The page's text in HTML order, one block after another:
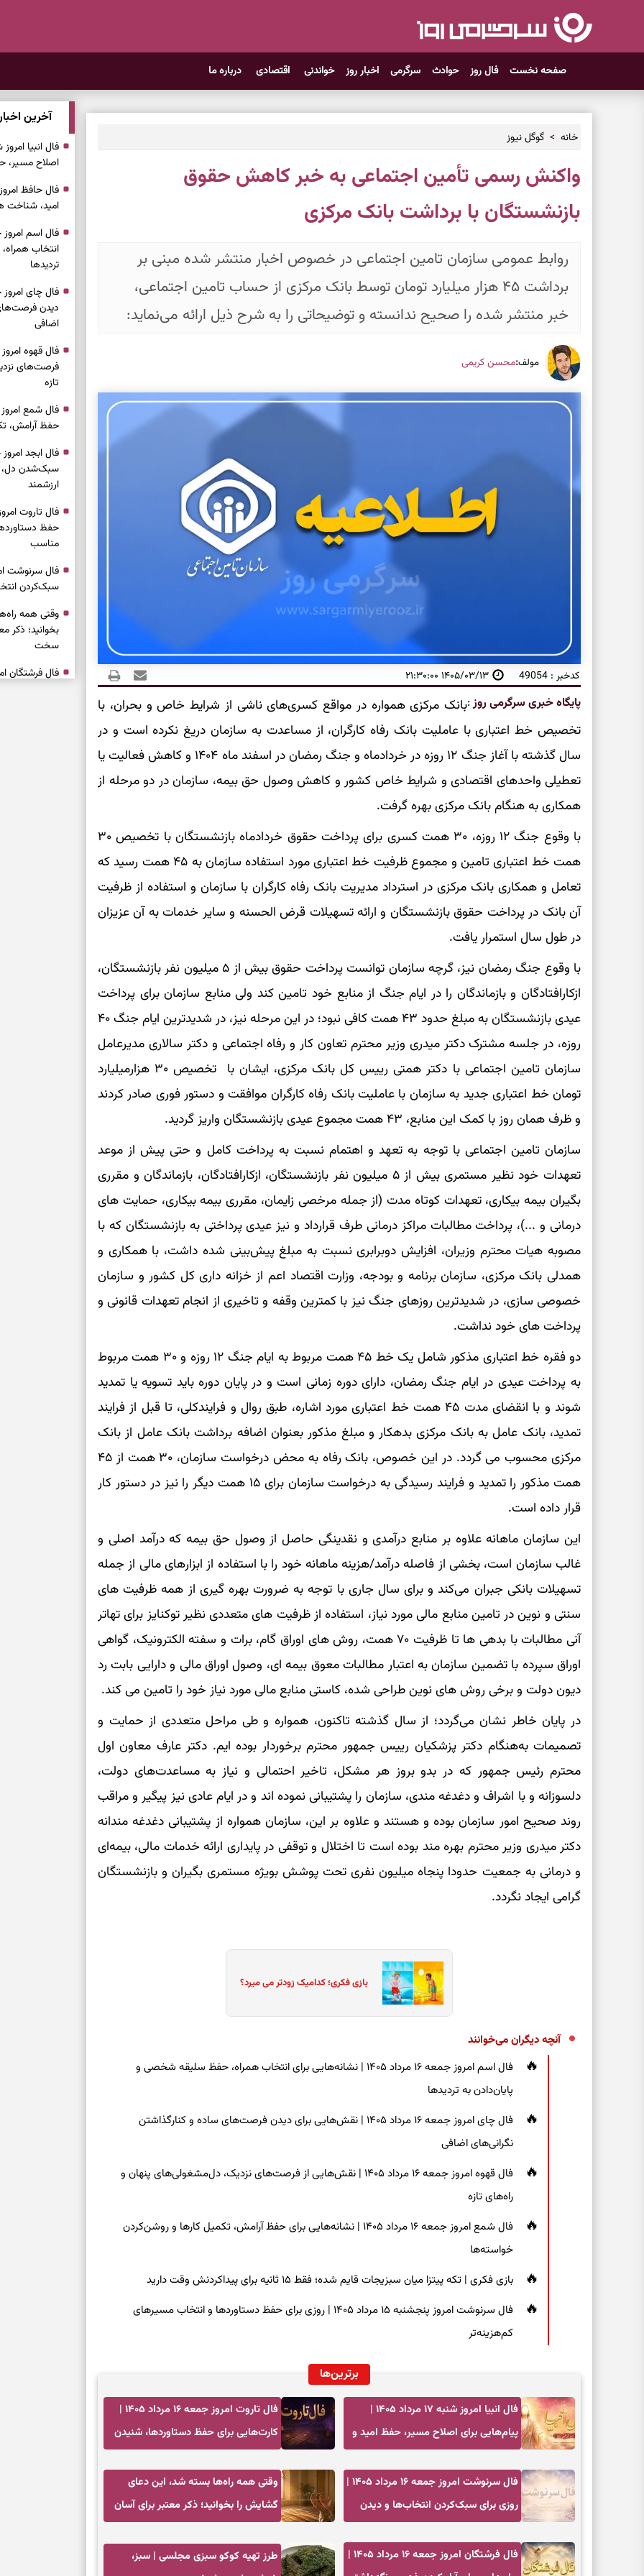
صفحه نخست فال روز حوادث سرگرمی اخبار روز خواندنی اقتصادی درباره ما
خانه گوگل نیوز
واکنش رسمی تأمین اجتماعی به خبر کاهش حقوق
بازنشستگان با برداشت بانک مرکزی
روابط عمومی سازمان تامین اجتماعی در خصوص اخبار منتشر شده مبنی بر
برداشت ۴۵ هزار میلیارد تومان توسط بانک مرکزی از حساب تامین اجتماعی،
خبر منتشر شده را صحیح ندانسته و توضیحاتی را به شرح ذیل ارائه می‌نماید:
مولف:محسن کریمی
کدخبر : 49054 ۱۴۰۵/۰۳/۱۳ ۲۱:۳۰:۰۰
پایگاه خبری سرگرمی روز:بانک مرکزی همواره در مواقع کسری‌های ناشی از شرایط خاص و بحران، با
تخصیص خط اعتباری با عاملیت بانک رفاه کارگران، از مساعدت به سازمان دریغ نکرده است و در
سال گذشته با آغاز جنگ ۱۲ روزه در خردادماه و جنگ رمضان در اسفند ماه ۱۴۰۴ و کاهش فعالیت یا
تعطیلی واحدهای اقتصادی و شرایط خاص کشور و‌ کاهش وصول حق بیمه، سازمان در دو مرحله از
همکاری به هنگام بانک مرکزی بهره گرفت.
با وقوع جنگ ۱۲ روزه، ۳۰ همت کسری برای پرداخت حقوق خردادماه بازنشستگان با تخصیص ۳۰
همت خط اعتباری تامین و مجموع ظرفیت خط اعتباری مورد استفاده سازمان به ۴۵ همت رسید که
تعامل و‌ همکاری بانک مرکزی در استرداد مدیریت بانک رفاه کارگران با سازمان و استفاده از ظرفیت
آن بانک در پرداخت حقوق بازنشستگان و ارائه تسهیلات قرض الحسنه و سایر خدمات به آن عزیزان
در طول سال استمرار یافت.
با وقوع جنگ رمضان نیز، گرچه سازمان توانست پرداخت حقوق بیش از ۵ میلیون نفر بازنشستگان،
ازکارافتادگان و بازماندگان را در ایام جنگ از منابع خود تامین کند ولی منابع سازمان برای پرداخت
عیدی بازنشستگان به مبلغ حدود ۴۳ همت کافی نبود؛ در این مرحله نیز، در شدیدترین ایام جنگ ۴۰
روزه، در جلسه مشترک دکتر میدری وزیر محترم تعاون کار و رفاه اجتماعی و دکتر سالاری مدیرعامل
سازمان تامین اجتماعی با دکتر همتی رییس کل بانک مرکزی، ایشان با تخصیص ۳۰ هزارمیلیارد
تومان خط اعتباری جدید به سازمان با عاملیت بانک رفاه کارگران موافقت و دستور فوری صادر کردند
و ظرف همان روز با کمک این منابع، ۴۳ همت مجموع عیدی بازنشستگان واریز گردید.
سازمان تامین اجتماعی با توجه به تعهد و اهتمام نسبت به پرداخت کامل و حتی پیش از موعد
تعهدات خود نظیر مستمری بیش از ۵ میلیون نفر بازنشستگان، ازکارافتادگان، بازماندگان و مقرری
بگیران بیمه بیکاری، تعهدات کوتاه مدت (از جمله مرخصی زایمان، مقرری بیمه بیکاری، حمایت های
درمانی و ...)، پرداخت مطالبات مراکز درمانی طرف قرارداد و نیز عیدی پرداختی به بازنشستگان که با
مصوبه هیات محترم وزیران، افزایش دوبرابری نسبت به مبلغ پیش‌بینی شده داشت، با همکاری و
همدلی بانک مرکزی، سازمان برنامه و بودجه، وزارت اقتصاد اعم از خزانه داری کل کشور و سازمان
خصوصی سازی، در شدیدترین روزهای جنگ نیز با کمترین وقفه و تاخیری از انجام تعهدات قانونی و
پرداخت های خود نداشت.
دو فقره خط اعتباری مذکور شامل یک خط ۴۵ همت مربوط به ایام جنگ ۱۲ روزه و ۳۰ همت مربوط
به پرداخت عیدی در ایام جنگ رمضان، دارای دوره زمانی است و در پایان دوره باید تسویه یا تمدید
شوند و با انقضای مدت ۴۵ همت خط اعتباری مورد اشاره، طبق روال و فرایندکلی، تا قبل از فرایند
تمدید، بانک عامل به بانک مرکزی بدهکار و مبلغ مذکور بعنوان اضافه برداشت بانک عامل از بانک
مرکزی محسوب می گردد. در این خصوص، بانک رفاه به محض درخواست سازمان، ۳۰ همت از ۴۵
همت مذکور را تمدید و فرایند رسیدگی به درخواست سازمان برای ۱۵ همت دیگر را نیز در دستور کار
قرار داده است.
این سازمان ماهانه علاوه بر منابع درآمدی و نقدینگی حاصل از وصول حق بیمه که درآمد اصلی و
غالب سازمان است، بخشی از فاصله درآمد/هزینه ماهانه خود را با استفاده از ابزارهای مالی از جمله
تسهیلات بانکی جبران می‌کند و برای سال جاری با توجه به ضرورت بهره گیری از همه ظرفیت های
سنتی و نوین در تامین منابع مالی مورد نیاز، استفاده از ظرفیت های متعددی نظیر توکنایز برای تهاتر
آنی مطالبات با بدهی ها تا ظرفیت ۷۰ همت، روش های اوراق گام، برات و سفته الکترونیک، گواهی
اوراق سپرده با تضمین سازمان به اعتبار مطالبات معوق بیمه ای، وصول اوراق مالی و دارایی بابت رد
دیون دولت و برخی روش های نوین طراحی شده، کاستی منابع مالی مورد نیاز خود را تامین می کند.
در پایان خاطر نشان می‌گردد؛ از سال گذشته تاکنون، همواره و طی مراحل متعددی از حمایت و
تصمیمات به‌هنگام دکتر پزشکیان رییس جمهور محترم برخوردار بوده ایم. دکتر عارف معاون اول
محترم رئیس جمهور که در بدو بروز هر مشکل، تاخیر احتمالی و نیاز به مساعدت‌های دولت،
دلسوزانه و با اشراف و دغدغه مندی، سازمان را پشتیبانی نموده اند و در ایام عادی نیز پیگیر و مراقب
روند صحیح امور سازمان بوده و هستند و علاوه بر این، سازمان همواره از پشتیبانی دغدغه مندانه
دکتر میدری وزیر محترم بهره مند بوده است تا اختلال و توقفی در پایداری ارائه خدمات مالی، بیمه‌ای
و درمانی به جمعیت حدودا پنجاه میلیون نفری تحت پوشش بویژه مستمری بگیران و بازنشستگان
گرامی ایجاد نگردد.
بازی فکری؛ کدامیک زودتر می میرد؟
آنچه دیگران می‌خوانند
فال اسم امروز جمعه ۱۶ مرداد ۱۴۰۵ | نشانه‌هایی برای انتخاب همراه، حفظ سلیقه شخصی و
پایان‌دادن به تردیدها
فال چای امروز جمعه ۱۶ مرداد ۱۴۰۵ | نقش‌هایی برای دیدن فرصت‌های ساده و کنارگذاشتن
نگرانی‌های اضافی
فال قهوه امروز جمعه ۱۶ مرداد ۱۴۰۵ | نقش‌هایی از فرصت‌های نزدیک، دل‌مشغولی‌های پنهان و
راه‌های تازه
فال شمع امروز جمعه ۱۶ مرداد ۱۴۰۵ | نشانه‌هایی برای حفظ آرامش، تکمیل کارها و روشن‌کردن
خواسته‌ها
بازی فکری | تکه پیتزا میان سبزیجات قایم شده؛ فقط ۱۵ ثانیه برای پیداکردنش وقت دارید
فال سرنوشت امروز پنجشنبه ۱۵ مرداد ۱۴۰۵ | روزی برای حفظ دستاوردها و انتخاب مسیرهای
کم‌هزینه‌تر
برترین‌ها
فال انبیا امروز شنبه ۱۷ مرداد ۱۴۰۵ |
پیام‌هایی برای اصلاح مسیر، حفظ امید و
فال تاروت امروز جمعه ۱۶ مرداد ۱۴۰۵ |
کارت‌هایی برای حفظ دستاوردها، شنیدن
فال سرنوشت امروز جمعه ۱۶ مرداد ۱۴۰۵ |
روزی برای سبک‌کردن انتخاب‌ها و دیدن
وقتی همه راه‌ها بسته شد، این دعای
گشایش را بخوانید؛ ذکر معتبر برای آسان
فال فرشتگان امروز جمعه ۱۶ مرداد ۱۴۰۵ |
طرز تهیه کوکو سبزی مجلسی | سبز،
آخرین
اصلاح مسیر،
امید، شناخت
انتخاب
تردیدها
دیدن
اضافی
فرصت‌های
تازه
حفظ آرامش،
سبک‌شدن دل،
ارزشمند
حفظ
مناسب
سبک‌کردن
وقتی همه
بخوانید؛ ذکر
سخت